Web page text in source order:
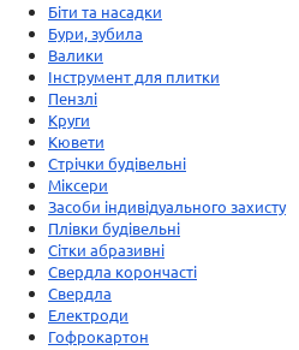
Біти та насадки
Бури, зубила
Валики
Інструмент для плитки
Пензлі
Круги
Кювети
Стрічки будівельні
Міксери
Засоби індивідуального захисту
Плівки будівельні
Сітки абразивні
Свердла корончасті
Свердла
Електроди
Гофрокартон